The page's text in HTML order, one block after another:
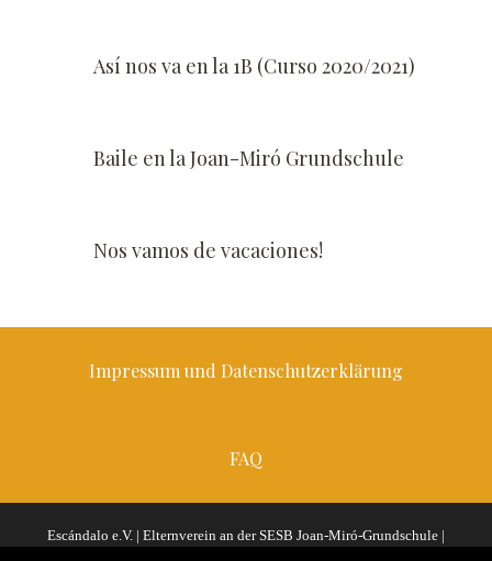
Así nos va en la 1B (Curso 2020/2021)
Baile en la Joan-Miró Grundschule
Nos vamos de vacaciones!
Impressum und Datenschutzerklärung
FAQ
Escándalo e.V. | Elternverein an der SESB Joan-Miró-Grundschule |